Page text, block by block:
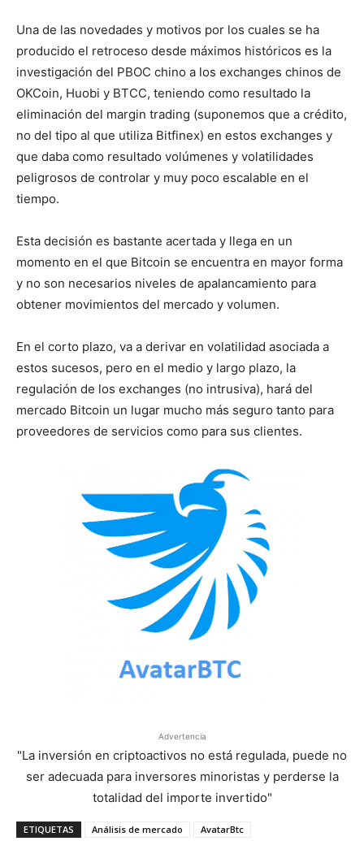
Una de las novedades y motivos por los cuales se ha
producido el retroceso desde máximos históricos es la
investigación del PBOC chino a los exchanges chinos de
OKCoin, Huobi y BTCC, teniendo como resultado la
eliminación del margin trading (suponemos que a crédito,
no del tipo al que utiliza Bitfinex) en estos exchanges y
que daba como resultado volúmenes y volatilidades
peligrosos de controlar y muy poco escalable en el
tiempo.
Esta decisión es bastante acertada y llega en un
momento en el que Bitcoin se encuentra en mayor forma
y no son necesarios niveles de apalancamiento para
obtener movimientos del mercado y volumen.
En el corto plazo, va a derivar en volatilidad asociada a
estos sucesos, pero en el medio y largo plazo, la
regulación de los exchanges (no intrusiva), hará del
mercado Bitcoin un lugar mucho más seguro tanto para
proveedores de servicios como para sus clientes.
Advertencia
"La inversión en criptoactivos no está regulada, puede no
ser adecuada para inversores minoristas y perderse la
totalidad del importe invertido"
ETIQUETAS Análisis de mercado AvatarBtc